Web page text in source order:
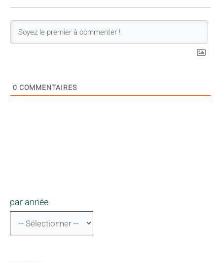
0 COMMENTAIRES
par année